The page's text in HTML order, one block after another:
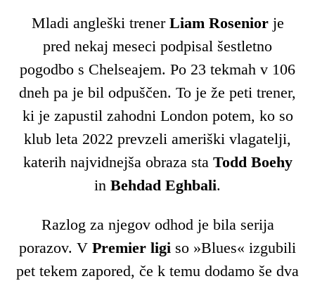
Mladi angleški trenerLiam Rosenior je
pred nekaj meseci podpisal šestletno
pogodbo s Chelseajem. Po 23 tekmah v 106
dneh pa je bil odpuščen. To je že peti trener,
ki je zapustil zahodni London potem, ko so
klub leta 2022 prevzeli ameriški vlagatelji,
katerih najvidnejša obraza staTodd Boehy
in Behdad Eghbali.
Razlog za njegov odhod je bila serija
porazov. V Premier ligi so »Blues« izgubili
pet tekem zapored, če k temu dodamo še dva